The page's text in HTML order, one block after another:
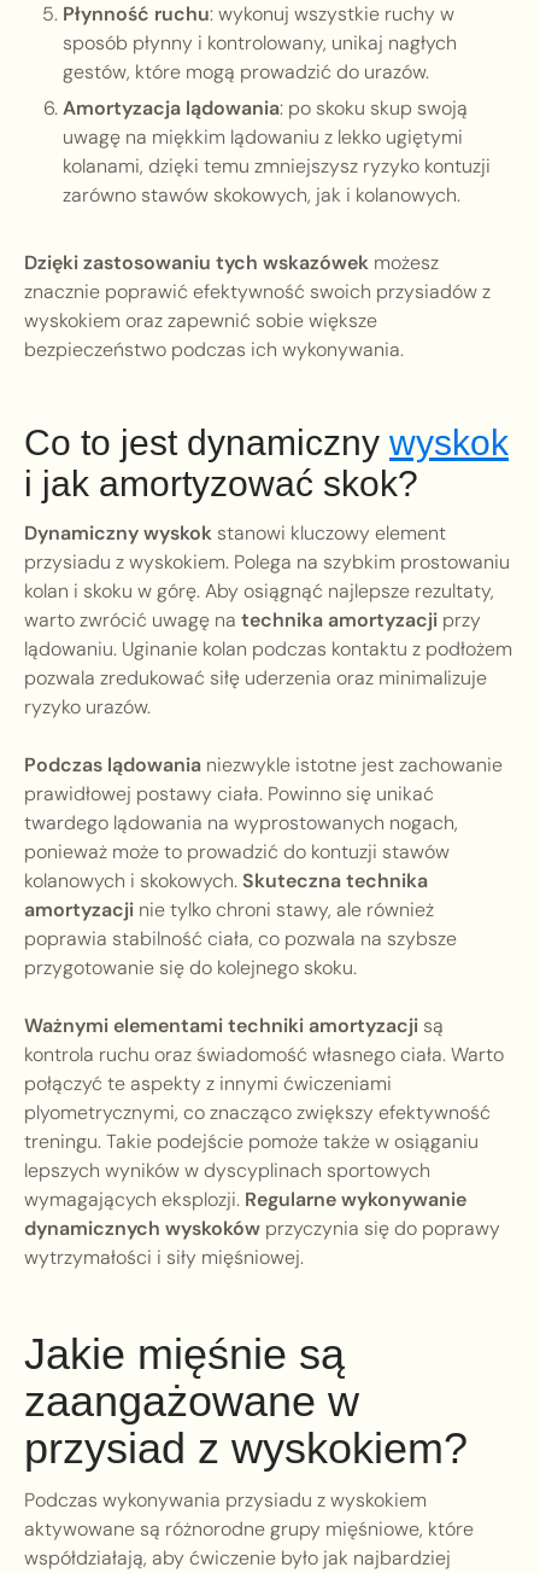
Płynność ruchu: wykonuj wszystkie ruchy w
sposób płynny i kontrolowany, unikaj nagłych
gestów, które mogą prowadzić do urazów.
Amortyzacja lądowania: po skoku skup swoją
uwagę na miękkim lądowaniu z lekko ugiętymi
kolanami, dzięki temu zmniejszysz ryzyko kontuzji
zarówno stawów skokowych, jak i kolanowych.
Dzięki zastosowaniu tych wskazówek możesz
znacznie poprawić efektywność swoich przysiadów z
wyskokiem oraz zapewnić sobie większe
bezpieczeństwo podczas ich wykonywania.
Co to jest dynamiczny wyskok
i jak amortyzować skok?
Dynamiczny wyskok stanowi kluczowy element
przysiadu z wyskokiem. Polega na szybkim prostowaniu
kolan i skoku w górę. Aby osiągnąć najlepsze rezultaty,
warto zwrócić uwagę na technika amortyzacji przy
lądowaniu. Uginanie kolan podczas kontaktu z podłożem
pozwala zredukować siłę uderzenia oraz minimalizuje
ryzyko urazów.
Podczas lądowania niezwykle istotne jest zachowanie
prawidłowej postawy ciała. Powinno się unikać
twardego lądowania na wyprostowanych nogach,
ponieważ może to prowadzić do kontuzji stawów
kolanowych i skokowych.Skuteczna technika
amortyzacji nie tylko chroni stawy, ale również
poprawia stabilność ciała, co pozwala na szybsze
przygotowanie się do kolejnego skoku.
Ważnymi elementami techniki amortyzacji są
kontrola ruchu oraz świadomość własnego ciała. Warto
połączyć te aspekty z innymi ćwiczeniami
plyometrycznymi, co znacząco zwiększy efektywność
treningu. Takie podejście pomoże także w osiąganiu
lepszych wyników w dyscyplinach sportowych
wymagających eksplozji. Regularne wykonywanie
dynamicznych wyskoków przyczynia się do poprawy
wytrzymałości i siły mięśniowej.
Jakie mięśnie są
zaangażowane w
przysiad z wyskokiem?
Podczas wykonywania przysiadu z wyskokiem
aktywowane są różnorodne grupy mięśniowe, które
współdziałają, aby ćwiczenie było jak najbardziej